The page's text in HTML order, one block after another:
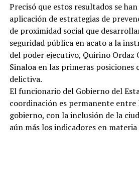
Precisó que estos resultados se
aplicación de estrategias de
de proximidad social que
seguridad pública en acato a la
del poder ejecutivo, Quirino Ordaz
Sinaloa en las primeras posiciones
delictiva.
El funcionario del Gobierno del
coordinación es permanente entre
gobierno, con la inclusión de la
aún más los indicadores en